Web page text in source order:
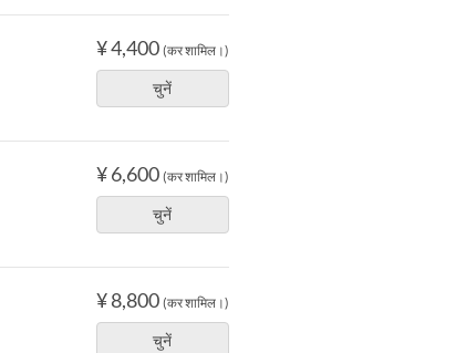
¥ 4,400 (कर शामिल।)
चुनें
¥ 6,600 (कर शामिल।)
चुनें
¥ 8,800 (कर शामिल।)
चुनें